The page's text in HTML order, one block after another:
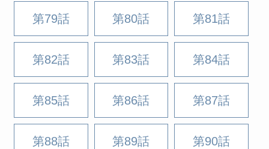
第79話 第80話 第81話
第82話 第83話 第84話
第85話 第86話 第87話
第88話 第89話 第90話